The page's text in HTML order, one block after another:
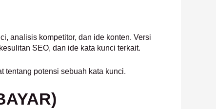
analisis kompetitor, dan ide konten. Versi
SEO, dan ide kata kunci terkait.
tentang potensi sebuah kata kunci.